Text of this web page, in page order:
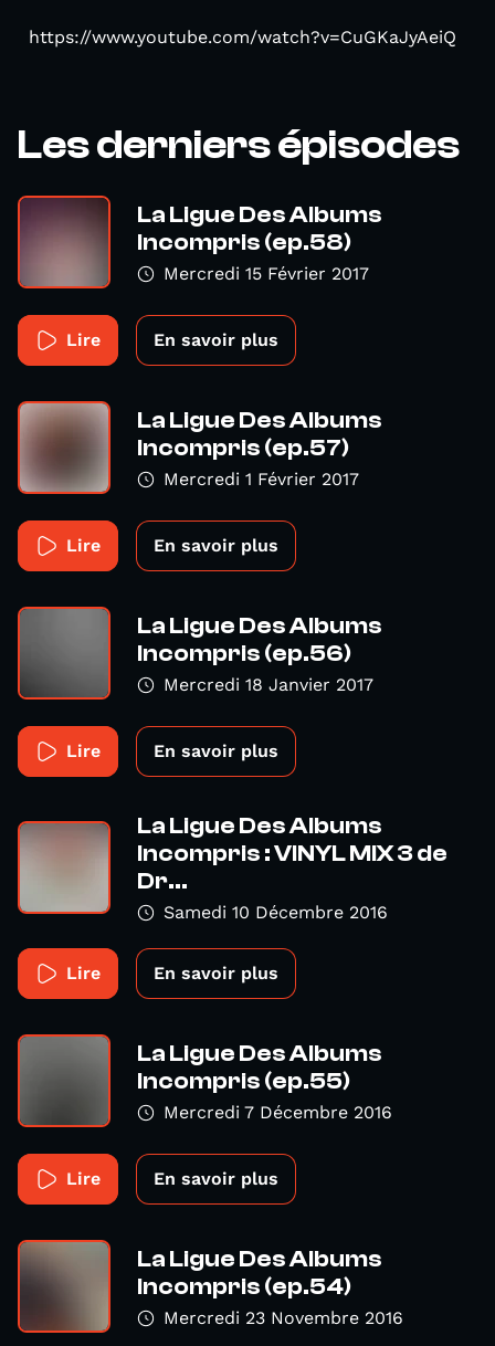
https://www.youtube.com/watch?v=CuGKaJyAeiQ
Les derniers épisodes
La Ligue Des Albums
Incompris (ep.58)
Mercredi 15 Février 2017
Lire En savoir plus
La Ligue Des Albums
Incompris (ep.57)
Mercredi 1 Février 2017
Lire En savoir plus
La Ligue Des Albums
Incompris (ep.56)
Mercredi 18 Janvier 2017
Lire En savoir plus
La Ligue Des Albums
Incompris : VINYL MIX 3 de
Dr...
Samedi 10 Décembre 2016
Lire En savoir plus
La Ligue Des Albums
Incompris (ep.55)
Mercredi 7 Décembre 2016
Lire En savoir plus
La Ligue Des Albums
Incompris (ep.54)
Mercredi 23 Novembre 2016